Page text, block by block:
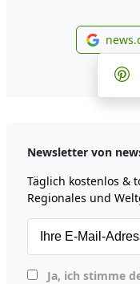
Newsletter von
Täglich kostenlos &
Regionales und